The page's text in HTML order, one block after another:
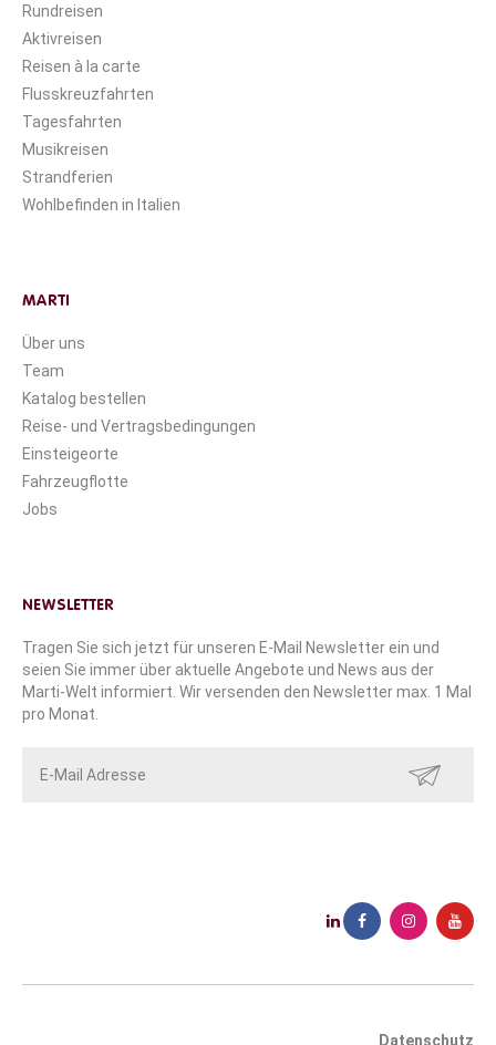
Rundreisen
Aktivreisen
Reisen à la carte
Flusskreuzfahrten
Tagesfahrten
Musikreisen
Strandferien
Wohlbefinden in Italien
MARTI
Über uns
Team
Katalog bestellen
Reise- und Vertragsbedingungen
Einsteigeorte
Fahrzeugflotte
Jobs
NEWSLETTER
Tragen Sie sich jetzt für unseren E-Mail Newsletter ein und
seien Sie immer über aktuelle Angebote und News aus der
Marti-Welt informiert. Wir versenden den Newsletter max. 1 Mal
pro Monat.
SENDEN
Datenschutz